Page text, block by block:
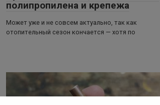
полипропилена и крепежа
Может уже и не совсем актуально, так как
отопительный сезон кончается — хотя по